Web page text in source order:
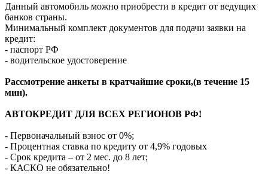
Данный автомобиль можно приобрести в кредит от ведущих
банков страны.
Минимальный комплект документов для подачи заявки на
кредит:
- паспорт РФ
- водительское удостоверение
Рассмотрение анкеты в кратчайшие сроки,(в течение 15
мин).
АВТОКРЕДИТ ДЛЯ ВСЕХ РЕГИОНОВ РФ!
- Первоначальный взнос от 0%;
- Процентная ставка по кредиту от 4,9% годовых
- Срок кредита – от 2 мес. до 8 лет;
- КАСКО не обязательно!